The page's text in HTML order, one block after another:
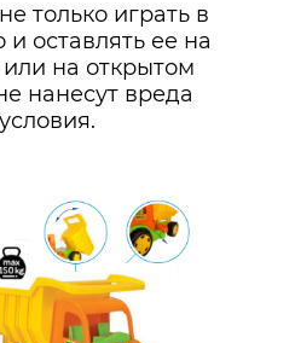
только играть в
оставлять ее на
на открытом
нанесут вреда